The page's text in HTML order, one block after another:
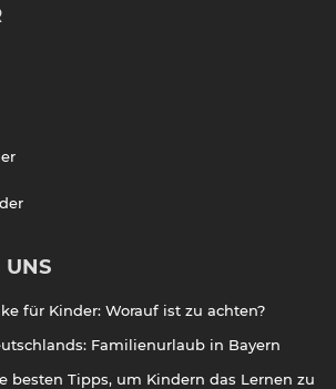
UNS
für Kinder: Worauf ist zu achten?
Familienurlaub in Bayern
besten Tipps, um Kindern das Lernen zu